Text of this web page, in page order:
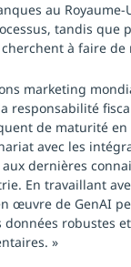
au Royaume-
tandis que
à faire de
marketing
responsabilité
de maturité
avec les
dernières
En travaillant
œuvre de GenAI
robustes
»